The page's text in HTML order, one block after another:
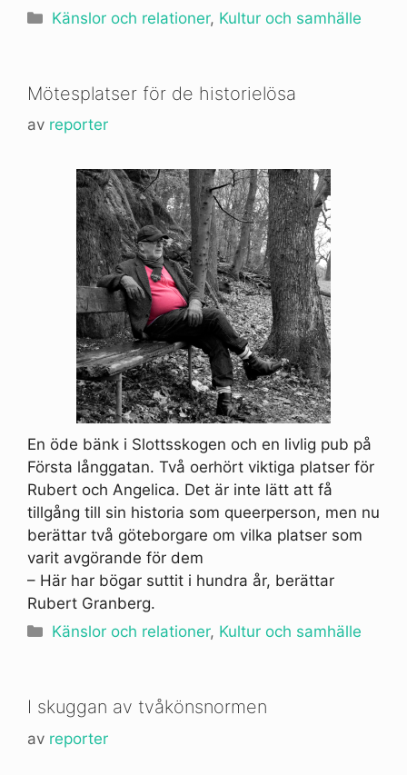
Kategorier
Känslor och relationer, Kultur och samhälle
Mötesplatser för de historielösa
av reporter
En öde bänk i Slottsskogen och en livlig pub på
Första långgatan. Två oerhört viktiga platser för
Rubert och Angelica. Det är inte lätt att få
tillgång till sin historia som queerperson, men nu
berättar två göteborgare om vilka platser som
varit avgörande för dem
– Här har bögar suttit i hundra år, berättar
Rubert Granberg.
Kategorier
Känslor och relationer, Kultur och samhälle
I skuggan av tvåkönsnormen
av reporter